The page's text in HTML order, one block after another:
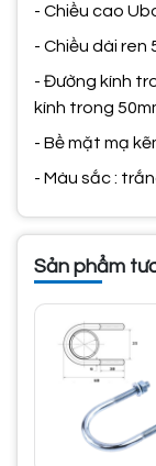
- Chiều cao
- Chiều dài ren
- Đường kính
kính trong
- Bề mặt mạ
- Màu sắc :
Sản phẩm